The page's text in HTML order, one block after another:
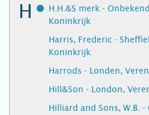
H
H.H.&S merk -
Koninkrijk
Harris, Frederic -
Koninkrijk
Harrods - Londen,
Hill&Son - London,
Hilliard and Sons, W.B. -